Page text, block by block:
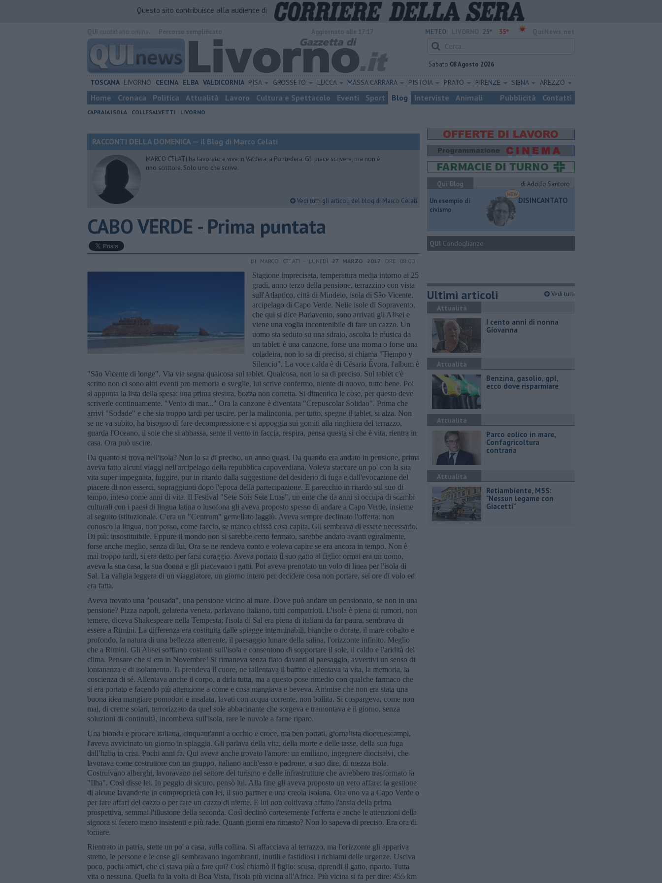
Questo sito contribuisce alla audience di
METEO: 25° 35°
Sabato 08 Agosto 2026
TOSCANA LIVORNO CECINA ELBA VALDICORNIA PISA GROSSETO LUCCA MASSA CARRARA PISTOIA PRATO FIRENZE SIENA AREZZO
Home Cronaca Politica Attualità Lavoro Cultura e Spettacolo Eventi Sport Blog Interviste Animali Pubblicità Contatti
CAPRAIA ISOLA COLLESALVETTI LIVORNO
RACCONTI DELLA DOMENICA — il Blog di Marco Celati
MARCO CELATI ha lavorato e vive in Valdera, a Pontedera. Gli piace scrivere, ma non è
uno scrittore. Solo uno che scrive.
Vedi tutti gli articoli del blog di Marco Celati
CABO VERDE - Prima puntata
DI MARCO CELATI - LUNEDÌ 27 MARZO 2017 ORE 08:00
Stagione imprecisata, temperatura media intorno ai 25
gradi, anno terzo della pensione, terrazzino con vista
sull'Atlantico, città di Mindelo, isola di São Vicente,
arcipelago di Capo Verde. Nelle isole di Sopravento,
che qui si dice Barlavento, sono arrivati gli Alisei e
viene una voglia incontenibile di fare un cazzo. Un
uomo sta seduto su una sdraio, ascolta la musica da
un tablet: è una canzone, forse una morna o forse una
coladeira, non lo sa di preciso, si chiama "Tiempo y
Silencio". La voce calda è di Césaria Évora, l'album è
"São Vicente di longe". Via via segna qualcosa sul tablet. Qualcosa, non lo sa di preciso. Sul tablet c'è
scritto non ci sono altri eventi pro memoria o sveglie, lui scrive confermo, niente di nuovo, tutto bene. Poi
si appunta la lista della spesa: una prima stesura, bozza non corretta. Si dimentica le cose, per questo deve
scriverle continuamente. "Vento di mar..." Ora la canzone è diventata "Crepuscolar Solidao". Prima che
arrivi "Sodade" e che sia troppo tardi per uscire, per la malinconia, per tutto, spegne il tablet, si alza. Non
se ne va subito, ha bisogno di fare decompressione e si appoggia sui gomiti alla ringhiera del terrazzo,
guarda l'Oceano, il sole che si abbassa, sente il vento in faccia, respira, pensa questa sì che è vita, rientra in
casa. Ora può uscire.
Da quanto si trova nell'isola? Non lo sa di preciso, un anno quasi. Da quando era andato in pensione, prima
aveva fatto alcuni viaggi nell'arcipelago della repubblica capoverdiana. Voleva staccare un po' con la sua
vita super impegnata, fuggire, pur in ritardo dalla suggestione del desiderio di fuga e dall'evocazione del
piacere di non esserci, sopraggiunti dopo l'epoca della partecipazione. E parecchio in ritardo sul suo di
tempo, inteso come anni di vita. Il Festival "Sete Sois Sete Luas", un ente che da anni si occupa di scambi
culturali con i paesi di lingua latina o lusofona gli aveva proposto spesso di andare a Capo Verde, insieme
al seguito istituzionale. C'era un "Centrum" gemellato laggiù. Aveva sempre declinato l'offerta: non
conosco la lingua, non posso, come faccio, se manco chissà cosa capita. Gli sembrava di essere necessario.
Di più: insostituibile. Eppure il mondo non si sarebbe certo fermato, sarebbe andato avanti ugualmente,
forse anche meglio, senza di lui. Ora se ne rendeva conto e voleva capire se era ancora in tempo. Non è
mai troppo tardi, si era detto per farsi coraggio. Aveva portato il suo gatto al figlio: ormai era un uomo,
aveva la sua casa, la sua donna e gli piacevano i gatti. Poi aveva prenotato un volo di linea per l'isola di
Sal. La valigia leggera di un viaggiatore, un giorno intero per decidere cosa non portare, sei ore di volo ed
era fatta.
Aveva trovato una "pousada", una pensione vicino al mare. Dove può andare un pensionato, se non in una
pensione? Pizza napoli, gelateria veneta, parlavano italiano, tutti compatrioti. L'isola è piena di rumori, non
temere, diceva Shakespeare nella Tempesta; l'isola di Sal era piena di italiani da far paura, sembrava di
essere a Rimini. La differenza era costituita dalle spiagge interminabili, bianche o dorate, il mare cobalto e
profondo, la natura di una bellezza atterrente, il paesaggio lunare della salina, l'orizzonte infinito. Meglio
che a Rimini. Gli Alisei soffiano costanti sull'isola e consentono di sopportare il sole, il caldo e l'aridità del
clima. Pensare che si era in Novembre! Si rimaneva senza fiato davanti al paesaggio, avvertivi un senso di
lontananza e di isolamento. Ti prendeva il cuore, ne rallentava il battito e allentava la vita, la memoria, la
coscienza di sé. Allentava anche il corpo, a dirla tutta, ma a questo pose rimedio con qualche farmaco che
si era portato e facendo più attenzione a come e cosa mangiava e beveva. Ammise che non era stata una
buona idea mangiare pomodori e insalata, lavati con acqua corrente, non bollita. Si cospargeva, come non
mai, di creme solari, terrorizzato da quel sole abbacinante che sorgeva e tramontava e il giorno, senza
soluzioni di continuità, incombeva sull'isola, rare le nuvole a farne riparo.
Una bionda e procace italiana, cinquant'anni a occhio e croce, ma ben portati, giornalista diocenescampi,
l'aveva avvicinato un giorno in spiaggia. Gli parlava della vita, della morte e delle tasse, della sua fuga
dall'Italia in crisi. Pochi anni fa. Qui aveva anche trovato l'amore: un emiliano, ingegnere diocisalvi, che
lavorava come costruttore con un gruppo, italiano anch'esso e padrone, a suo dire, di mezza isola.
Costruivano alberghi, lavoravano nel settore del turismo e delle infrastrutture che avrebbero trasformato la
"Ilha". Così disse lei. In peggio di sicuro, pensò lui. Alla fine gli aveva proposto un vero affare: la gestione
di alcune lavanderie in comproprietà con lei, il suo partner e una creola isolana. Ora uno va a Capo Verde o
per fare affari del cazzo o per fare un cazzo di niente. E lui non coltivava affatto l'ansia della prima
prospettiva, semmai l'illusione della seconda. Così declinò cortesemente l'offerta e anche le attenzioni della
signora si fecero meno insistenti e più rade. Quanti giorni era rimasto? Non lo sapeva di preciso. Era ora di
tornare.
Rientrato in patria, stette un po' a casa, sulla collina. Si affacciava al terrazzo, ma l'orizzonte gli appariva
stretto, le persone e le cose gli sembravano ingombranti, inutili e fastidiosi i richiami delle urgenze. Usciva
poco, pochi amici, che ci stava più a fare qui? Così chiamò il figlio: scusa, riprendi il gatto, riparto. Tutta
vita o nessuna. Quella fu la volta di Boa Vista, l'isola più vicina all'Africa. Più vicina si fa per dire: 455 km
Qui Blog
di Adolfo Santoro
​Un esempio di
civismo
DISINCANTATO
QUI Condoglianze
Ultimi articoli Vedi tutti
Attualità
I cento anni di nonna
Giovanna
Attualità
​Benzina, gasolio, gpl,
ecco dove risparmiare
Attualità
Parco eolico in mare,
Confagricoltura
contraria
Attualità
Retiambiente, M5S:
"Nessun legame con
Giacetti"